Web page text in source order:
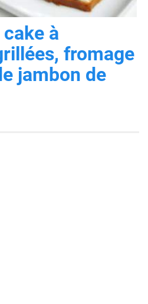
à
fromage
jambon de